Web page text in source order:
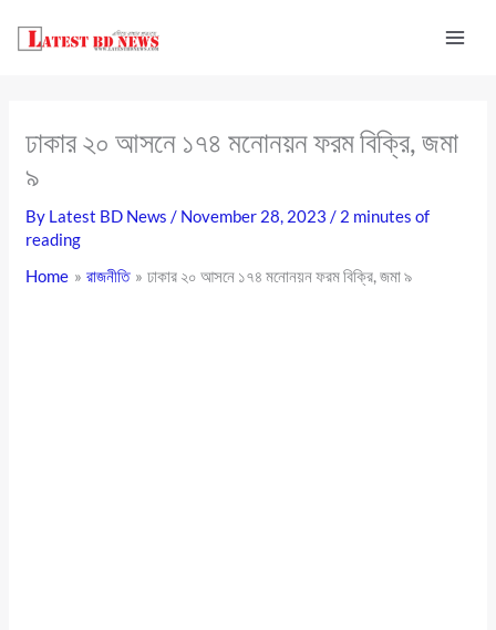
ঢাকার ২০ আসনে ১৭৪ মনোনয়ন ফরম বিক্রি, জমা
৯
By Latest BD News/ November 28, 2023/ 2 minutes of
reading
Home
রাজনীতি ঢাকার ২০ আসনে ১৭৪ মনোনয়ন ফরম বিক্রি, জমা ৯